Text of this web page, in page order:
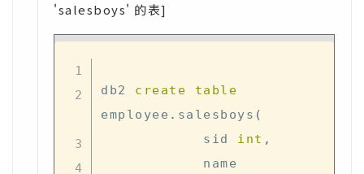
'salesboys' 的表]
db2 create
table
employee . salesboys (
            sid
int ,